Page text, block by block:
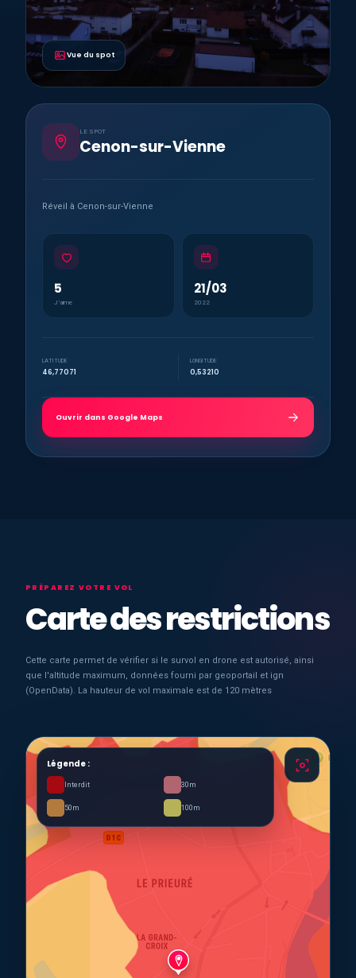
Vue du spot
LE SPOT
Cenon-sur-Vienne
Réveil à Cenon-sur-Vienne
5
J’aime
21/03
2022
LATITUDE
46,77071
LONGITUDE
0,53210
Ouvrir dans Google Maps
PRÉPAREZ VOTRE VOL
Carte des restrictions
Cette carte permet de vérifier si le survol en drone est autorisé, ainsi
que l'altitude maximum, données fourni par geoportail et ign
(OpenData). La hauteur de vol maximale est de 120 mètres
Légende :
Interdit 30m
50m 100m